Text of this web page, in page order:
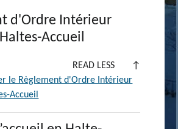
d'Ordre Intérieur
Accueil
READ LESS
↑
le Règlement d'Ordre Intérieur
Accueil